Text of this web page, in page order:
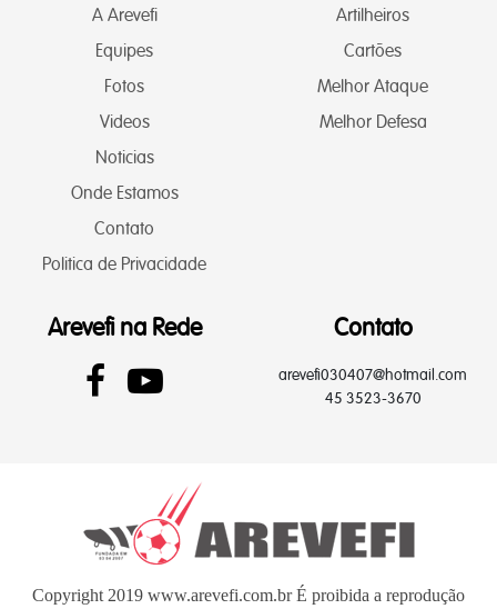
A Arevefi
Equipes
Fotos
Videos
Noticias
Onde Estamos
Contato
Politica de Privacidade
Artilheiros
Cartões
Melhor Ataque
Melhor Defesa
Arevefi na Rede Contato
arevefi030407@hotmail.com
45 3523-3670
Copyright 2019 www.arevefi.com.br É proibida a reprodução